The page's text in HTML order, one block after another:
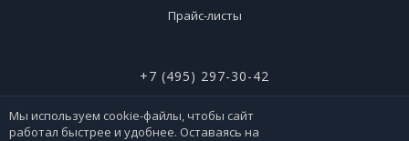
Прайс-листы
+7 (495) 297-30-42
+7 (926) 365-51-90
Мы используем cookie-файлы, чтобы сайт
работал быстрее и удобнее. Оставаясь на